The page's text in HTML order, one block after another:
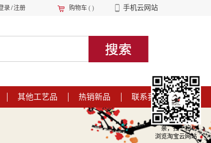
手机云网站
购物车 ( )
录/注册
其他工艺品 热销新品 联系我们
亲，扫一扫
浏览淘宝云网站